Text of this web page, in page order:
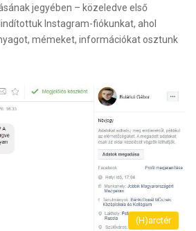
jegyében – közeledve első
Instagram-fiókunkat, ahol
mémeket, információkat osztunk
(H)arctér